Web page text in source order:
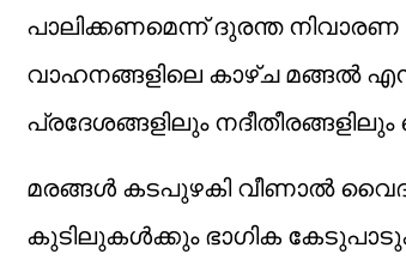
പാലിക്കണമെന്ന് ദുരന്ത നിവാരണ
വാഹനങ്ങളിലെ കാഴ്ച മങ്ങൽ
പ്രദേശങ്ങളിലും
മരങ്ങൾ കടപുഴകി വീണാൽ
കുടിലുകൾക്കും ഭാഗിക